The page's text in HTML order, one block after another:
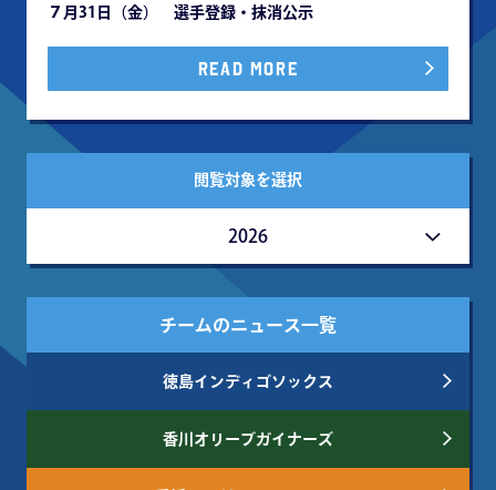
７月31日（金） 選手登録・抹消公示
READ MORE
閲覧対象を選択
2026
チームのニュース一覧
徳島インディゴソックス
香川オリーブガイナーズ